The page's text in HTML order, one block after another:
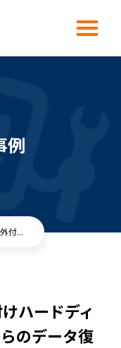
例
付...
ハードディ
のデータ復